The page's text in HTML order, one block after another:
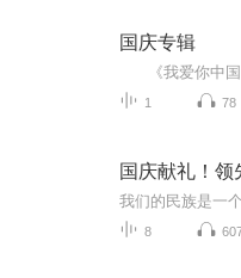
国庆专辑
1 78
国庆献礼！领
8